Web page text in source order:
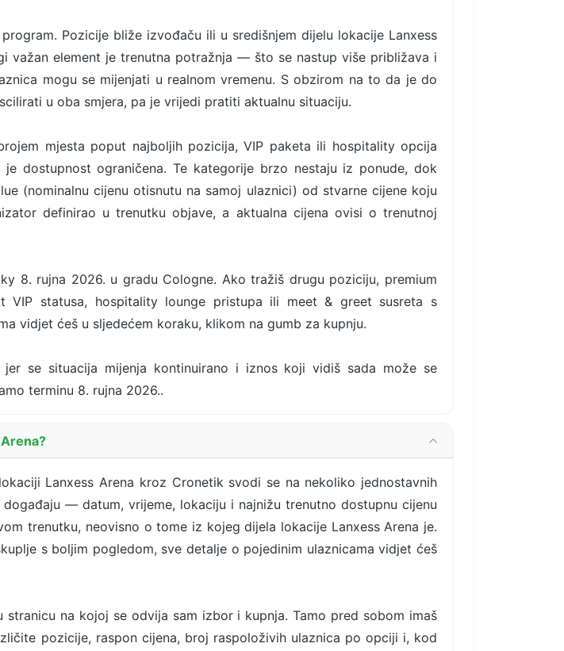
Pozicije bliže izvođaču ili u središnjem dijelu lokacije Lanxess
važan element je trenutna potražnja — što se nastup više približava i
mogu se mijenjati u realnom vremenu. S obzirom na to da je do
u oba smjera, pa je vrijedi pratiti aktualnu situaciju.
mjesta poput najboljih pozicija, VIP paketa ili hospitality opcija
dostupnost ograničena. Te kategorije brzo nestaju iz ponude, dok
(nominalnu cijenu otisnutu na samoj ulaznici) od stvarne cijene koju
definirao u trenutku objave, a aktualna cijena ovisi o trenutnoj
8. rujna 2026. u gradu Cologne. Ako tražiš drugu poziciju, premium
statusa, hospitality lounge pristupa ili meet & greet susreta s
vidjet ćeš u sljedećem koraku, klikom na gumb za kupnju.
se situacija mijenja kontinuirano i iznos koji vidiš sada može se
terminu 8. rujna 2026..
Lanxess Arena kroz Cronetik svodi se na nekoliko jednostavnih
— datum, vrijeme, lokaciju i najnižu trenutno dostupnu cijenu
trenutku, neovisno o tome iz kojeg dijela lokacije Lanxess Arena je.
s boljim pogledom, sve detalje o pojedinim ulaznicama vidjet ćeš
na kojoj se odvija sam izbor i kupnja. Tamo pred sobom imaš
pozicije, raspon cijena, broj raspoloživih ulaznica po opciji i, kod